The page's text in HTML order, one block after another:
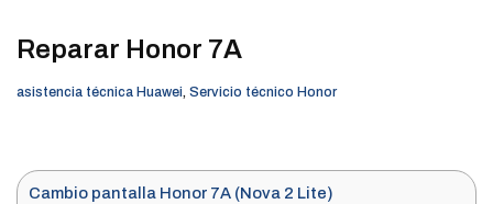
Reparar Honor 7A
asistencia técnica Huawei, Servicio técnico Honor
Cambio pantalla Honor 7A (Nova 2 Lite)